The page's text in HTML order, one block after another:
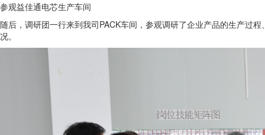
参观益佳通电芯生产车间
随后，调研团一行来到我司PACK车间，参观调研了企业产品的生产过
况。